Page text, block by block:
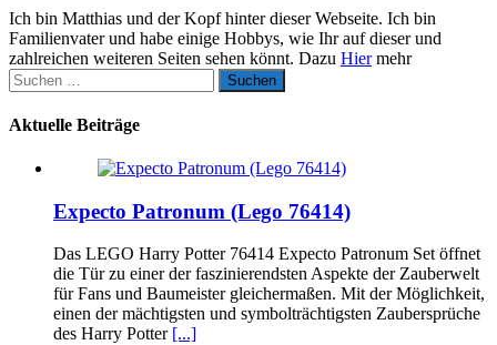
Ich bin Matthias und der Kopf hinter dieser Webseite. Ich bin
Familienvater und habe einige Hobbys, wie Ihr auf dieser und
zahlreichen weiteren Seiten sehen könnt. Dazu Hiermehr
Suchen
nach:
Aktuelle Beiträge
Expecto Patronum (Lego 76414)
Das LEGO Harry Potter 76414 Expecto Patronum Set öffnet
die Tür zu einer der faszinierendsten Aspekte der Zauberwelt
für Fans und Baumeister gleichermaßen. Mit der Möglichkeit,
einen der mächtigsten und symbolträchtigsten Zaubersprüche
des Harry Potter [...]